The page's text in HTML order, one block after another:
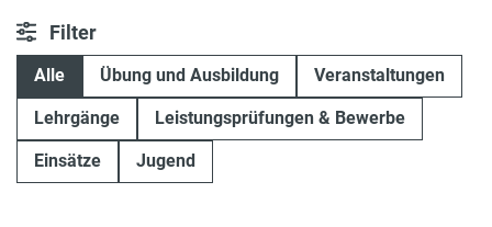
Filter
Alle Übung und Ausbildung Veranstaltungen
Lehrgänge Leistungsprüfungen & Bewerbe
Einsätze Jugend